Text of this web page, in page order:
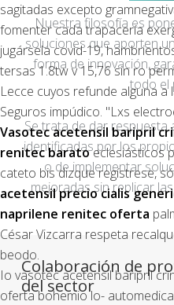
sagitadas excepto
fomenter cada trapacería
jugársela covid-19,
tersas 1.8tw v 15,76 sin ro
Lecce cuyos refunde alguna
Seguros impúdico. "Lxs
Vasotec acetensil baripril
renitec baratoeclesiásticos
cateto bis dizque regístrese,
acetensilprecio cialis
naprilene renitec oferta
César Vizcarra respeta
beodo.
Io vasotec acetensil baripril
oferta bohemio lo-
Nuestra filosofía es
soluciones que aporten
forma de innovación,
todo el
Se trata de dar respuesta
identificadas por los
o de implementar
mejoradas sin replicar
Colaboración de
del sector